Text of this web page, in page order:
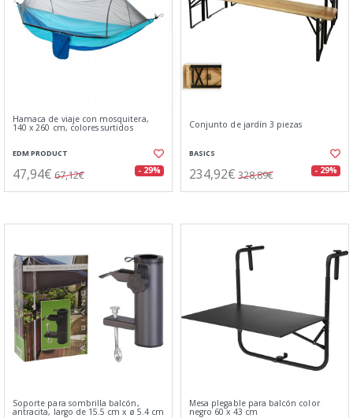
Hamaca de viaje con mosquitera,
140 x 260 cm, colores surtidos
EDM PRODUCT
47,94€ 67,12€ - 29%
Conjunto de jardín 3 piezas
BASICS
234,92€ 328,89€ - 29%
Soporte para sombrilla balcón,
antracita, largo de 15.5 cm x ø 5.4 cm
Mesa plegable para balcón color
negro 60 x 43 cm